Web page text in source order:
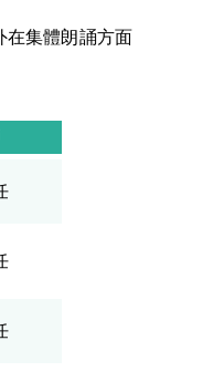
集體朗誦方面